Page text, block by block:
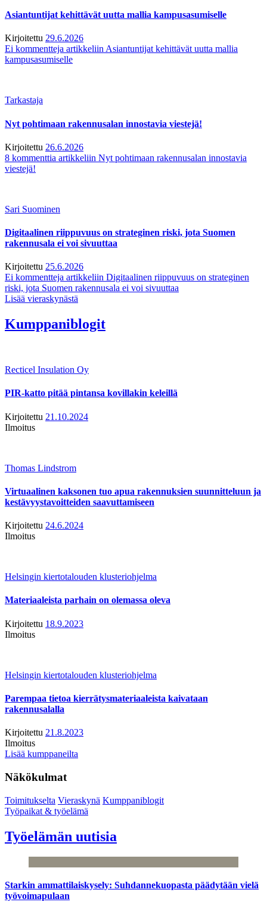
Asiantuntijat kehittävät uutta mallia kampusasumiselle
Kirjoitettu 29.6.2026
Ei kommentteja artikkeliin Asiantuntijat kehittävät uutta mallia
kampusasumiselle
Tarkastaja
Nyt pohtimaan rakennusalan innostavia viestejä!
Kirjoitettu 26.6.2026
8 kommenttia artikkeliin Nyt pohtimaan rakennusalan innostavia
viestejä!
Sari Suominen
Digitaalinen riippuvuus on strateginen riski, jota Suomen
rakennusala ei voi sivuuttaa
Kirjoitettu 25.6.2026
Ei kommentteja artikkeliin Digitaalinen riippuvuus on strateginen
riski, jota Suomen rakennusala ei voi sivuuttaa
Lisää vieraskynästä
Kumppaniblogit
Recticel Insulation Oy
PIR-katto pitää pintansa kovillakin keleillä
Kirjoitettu 21.10.2024
Ilmoitus
Thomas Lindstrom
Virtuaalinen kaksonen tuo apua rakennuksien suunnitteluun ja
kestävyystavoitteiden saavuttamiseen
Kirjoitettu 24.6.2024
Ilmoitus
Helsingin kiertotalouden klusteriohjelma
Materiaaleista parhain on olemassa oleva
Kirjoitettu 18.9.2023
Ilmoitus
Helsingin kiertotalouden klusteriohjelma
Parempaa tietoa kierrätysmateriaaleista kaivataan
rakennusalalla
Kirjoitettu 21.8.2023
Ilmoitus
Lisää kumppaneilta
Näkökulmat
Toimitukselta Vieraskynä Kumppaniblogit
Työpaikat & työelämä
Työelämän uutisia
Starkin ammattilaiskysely: Suhdannekuopasta päädytään vielä
työvoimapulaan